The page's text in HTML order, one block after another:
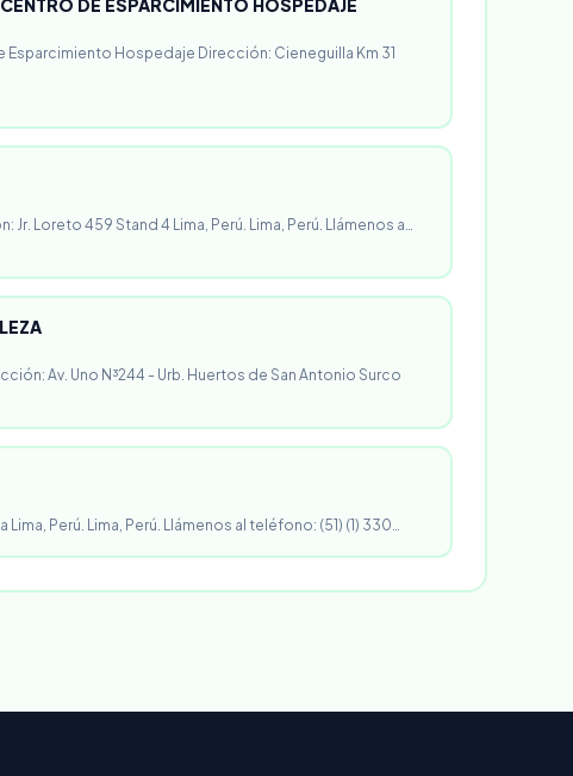
DE ESPARCIMIENTO HOSPEDAJE
Hospedaje Dirección: Cieneguilla Km 31
Jr. Loreto 459 Stand 4 Lima, Perú. Lima, Perú. Llámenos a…
Av. Uno N³244 - Urb. Huertos de San Antonio Surco
Perú. Lima, Perú. Llámenos al teléfono: (51) (1) 330…